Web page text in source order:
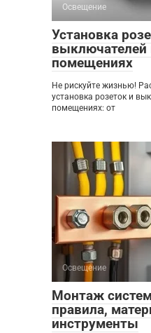
Освещение
Установка
помещениях
Не рискуйте жизнью!
установка розеток и
помещениях: от
Освещение
Монтаж
правила,
инструменты